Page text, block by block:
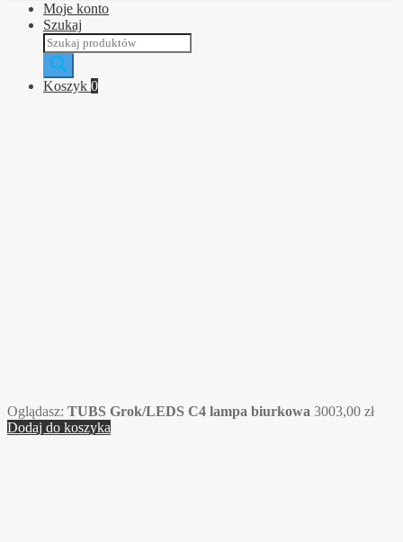
Moje konto
Szukaj
Wyszukiwarka
produktów
Koszyk 0
Oglądasz: TUBS Grok/LEDS C4 lampa biurkowa 3003,00 zł
Dodaj do koszyka